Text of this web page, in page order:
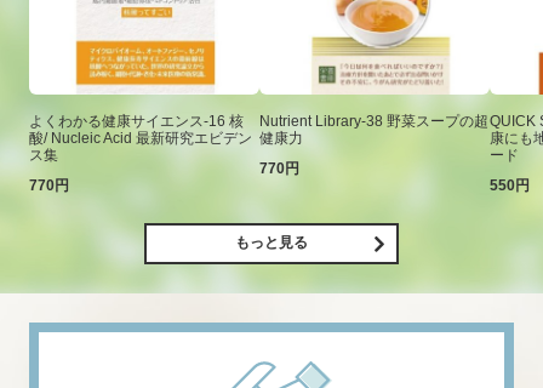
よくわかる健康サイエンス-16 核
酸/ Nucleic Acid 最新研究エビデン
ス集
770円
Nutrient Library-38 野菜スープの超
健康力
770円
QUICK
康にも
ード
550円
もっと見る